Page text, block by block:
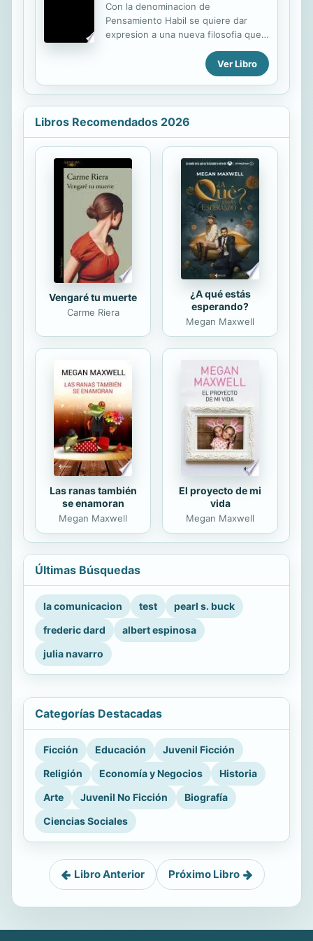
distribución 12. Bloque motor y tren
alternativo 13. Comprobación del
pistón, biela, cigüeñal y bloque 14. El
sistema de lubricación 15. El
sistemas de refrigeración 16. El
motor de dos tiempos...
Con la denominacion de
Pensamiento Habil se quiere dar
expresion a una nueva filosofia que
centre su reflexion en la tesis
atribuida ya a Anaxagoras de que "la
inteligencia proviene de las manos."
la aparicion de la Antropologia
evolucionista y la Psicologia evolutiva
positiva sobre la que poder
fundamentar una reflexion filosofica
en torno al papel de las habilidades
corporales en general, y manuales
en especial, en el desarrollo de la
comprension y dominio racional del
mundo. Ello exige entonces una
nueva...
Ver Libro
Libros Recomendados 2026
Vengaré tu muerte
Carme Riera
¿A qué estás
esperando?
Megan Maxwell
Las ranas también
se enamoran
Megan Maxwell
El proyecto de mi
vida
Megan Maxwell
Últimas Búsquedas
la comunicacion test
pearl s. buck
frederic dard
albert espinosa
julia navarro
Categorías Destacadas
Ficción Educación
Juvenil Ficción
Religión
Economía y Negocios
Historia
Arte
Juvenil No Ficción
Biografía
Ciencias Sociales
Libro Anterior Próximo Libro